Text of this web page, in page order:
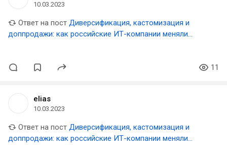
10.03.2023
Ответ на пост Диверсификация, кастомизация и
доппродажи: как российские ИТ-компании меняли
11
elias
10.03.2023
Ответ на пост Диверсификация, кастомизация и
доппродажи: как российские ИТ-компании меняли